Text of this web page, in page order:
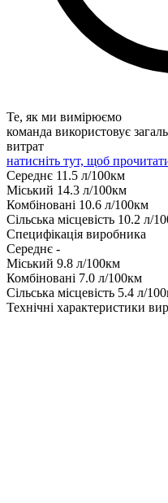
Те, як ми вимірюємо
команда використовує
витрат
натисніть тут, щоб
Середнє 11.5 л/100км
Міський 14.3 л/100км
Комбіновані 10.6 л/100км
Сільська місцевість 10.2 л/
Специфікація виробника
Середнє -
Міський 9.8 л/100км
Комбіновані 7.0 л/100км
Сільська місцевість 5.4 л/
Технічні характеристики